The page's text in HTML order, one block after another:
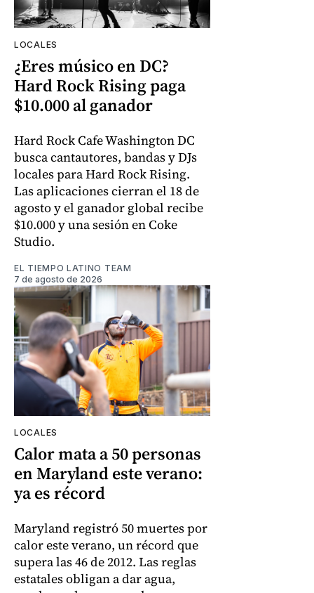
LOCALES
¿Eres músico en DC?
Hard Rock Rising paga
$10.000 al ganador
Hard Rock Cafe Washington DC
busca cantautores, bandas y DJs
locales para Hard Rock Rising.
Las aplicaciones cierran el 18 de
agosto y el ganador global recibe
$10.000 y una sesión en Coke
Studio.
EL TIEMPO LATINO TEAM
7 de agosto de 2026
LOCALES
Calor mata a 50 personas
en Maryland este verano:
ya es récord
Maryland registró 50 muertes por
calor este verano, un récord que
supera las 46 de 2012. Las reglas
estatales obligan a dar agua,